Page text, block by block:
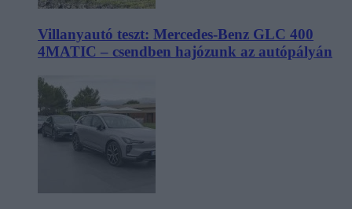
Villanyautó teszt: Mercedes-Benz GLC 400
4MATIC – csendben hajózunk az autópályán